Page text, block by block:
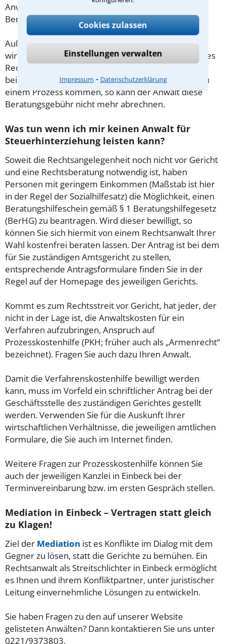
Cookies zulassen
Einstellungen verwalten
Impressum ⁃ Datenschutzerklärung
Anwalt aus Einbeck schon zu Beginn der ersten
Beratung.
Außerdem gut zu wissen: Gemäß § 34 Absatz 2 RVG
wird die Beratungsgebühr auf weitere Tätigkeiten des
Rechtsanwalts angerechnet. Sollte es also
beispielsweise aufgrund des Beratungsgesprächs zu
einem Prozess kommen, so kann der Anwalt diese
Beratungsgebühr nicht mehr abrechnen.
Was tun wenn ich mir keinen Anwalt für
Steuerhinterziehung leisten kann?
Soweit die Rechtsangelegenheit noch nicht vor Gericht
und eine Rechtsberatung notwendig ist, haben
Personen mit geringem Einkommen (Maßstab ist hier
in der Regel der Sozialhilfesatz) die Möglichkeit, einen
Beratungshilfeschein gemäß § 1 Beratungshilfegesetz
(BerHG) zu beantragen. Wird dieser bewilligt, so
können Sie sich hiermit von einem Rechtsanwalt Ihrer
Wahl kostenfrei beraten lassen. Der Antrag ist bei dem
für Sie zuständigen Amtsgericht zu stellen,
entsprechende Antragsformulare finden Sie in der
Regel auf der Homepage des jeweiligen Gerichts.
Kommt es zum Rechtsstreit vor Gericht, hat jeder, der
nicht in der Lage ist, die Anwaltskosten für ein
Verfahren aufzubringen, Anspruch auf
Prozesskostenhilfe (PKH; früher auch als „Armenrecht“
bezeichnet). Fragen Sie auch dazu Ihren Anwalt.
Damit die Verfahrenskostenhilfe bewilligt werden
kann, muss im Vorfeld ein schriftlicher Antrag bei der
Geschäftsstelle des zuständigen Gerichtes gestellt
werden. Verwenden Sie für die Auskunft Ihrer
wirtschaftlichen Verhältnisse, die jeweiligen amtlichen
Formulare, die Sie auch im Internet finden.
Weitere Fragen zur Prozesskostenhilfe können Sie
auch der jeweiligen Kanzlei in Einbeck bei der
Terminvereinbarung bzw. im ersten Gespräch stellen.
Mediation in Einbeck – Vertragen statt gleich
zu Klagen!
Ziel der Mediation ist es Konflikte im Dialog mit dem
Gegner zu lösen, statt die Gerichte zu bemühen. Ein
Rechtsanwalt als Streitschlichter in Einbeck ermöglicht
es Ihnen und ihrem Konfliktpartner, unter juristischer
Leitung einvernehmliche Lösungen zu entwickeln.
Sie haben Fragen zu den auf unserer Website
gelisteten Anwälten? Dann kontaktieren Sie uns unter
0221/9373803.